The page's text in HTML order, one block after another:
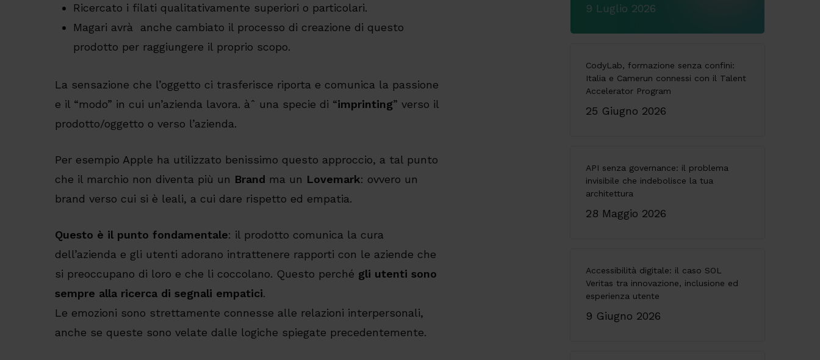
Ricercato i filati qualitativamente superiori o particolari.
Magari avrà anche cambiato il processo di creazione di questo
prodotto per raggiungere il proprio scopo.
La sensazione che l’oggetto ci trasferisce riporta e comunica la passione
e il “modo” in cui un’azienda lavora. àˆ una specie di “imprinting” verso il
prodotto/oggetto o verso l’azienda.
Per esempio Apple ha utilizzato benissimo questo approccio, a tal punto
che il marchio non diventa più un Brand ma un Lovemark: ovvero un
brand verso cui si è leali, a cui dare rispetto ed empatia.
Questo è il punto fondamentale: il prodotto comunica la cura
dell’azienda e gli utenti adorano intrattenere rapporti con le aziende che
si preoccupano di loro e che li coccolano. Questo perché gli utenti sono
sempre alla ricerca di segnali empatici.
Le emozioni sono strettamente connesse alle relazioni interpersonali,
anche se queste sono velate dalle logiche spiegate precedentemente.
9 Luglio 2026
CodyLab, formazione senza confini:
Italia e Camerun connessi con il Talent
Accelerator Program
25 Giugno 2026
API senza governance: il problema
invisibile che indebolisce la tua
architettura
28 Maggio 2026
Accessibilità digitale: il caso SOL
Veritas tra innovazione, inclusione ed
esperienza utente
9 Giugno 2026